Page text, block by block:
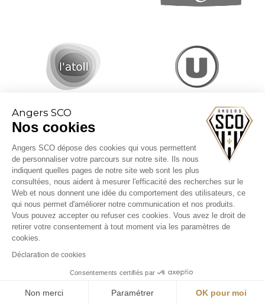
Angers SCO
Nos cookies
Angers SCO dépose des cookies qui vous permettent
de personnaliser votre parcours sur notre site. Ils nous
indiquent quelles pages de notre site web sont les plus
consultées, nous aident à mesurer l'efficacité des recherches sur le
Web et nous donnent une idée du comportement des utilisateurs, ce
qui nous permet d'améliorer notre communication et nos produits.
Vous pouvez accepter ou refuser ces cookies. Vous avez le droit de
retirer votre consentement à tout moment via les paramètres de
cookies.
Déclaration de cookies
Consentements certifiés par
Non merci Paramétrer OK pour moi
CGV billetterie
Mentions légales
Politique cookies